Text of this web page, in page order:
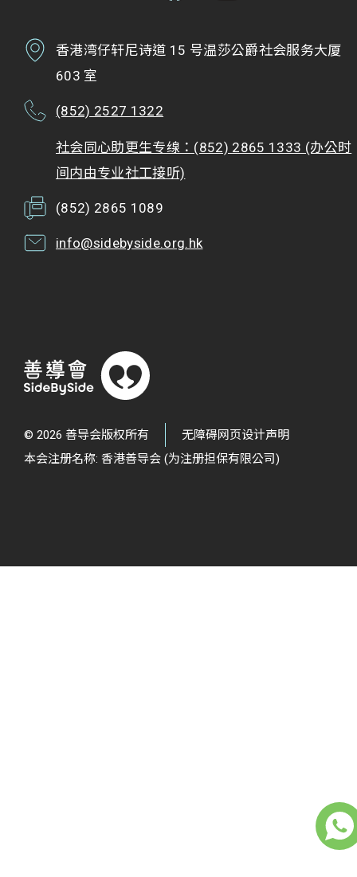
香港湾仔轩尼诗道 15 号温莎公爵社会服务大厦
603 室
(852) 2527 1322
社会同心助更生专缐：(852) 2865 1333 (办公时
间内由专业社工接听)
(852) 2865 1089
info@sidebyside.org.hk
© 2026 善导会版权所有
无障碍网页设计声明
本会注册名称: 香港善导会 (为注册担保有限公司)